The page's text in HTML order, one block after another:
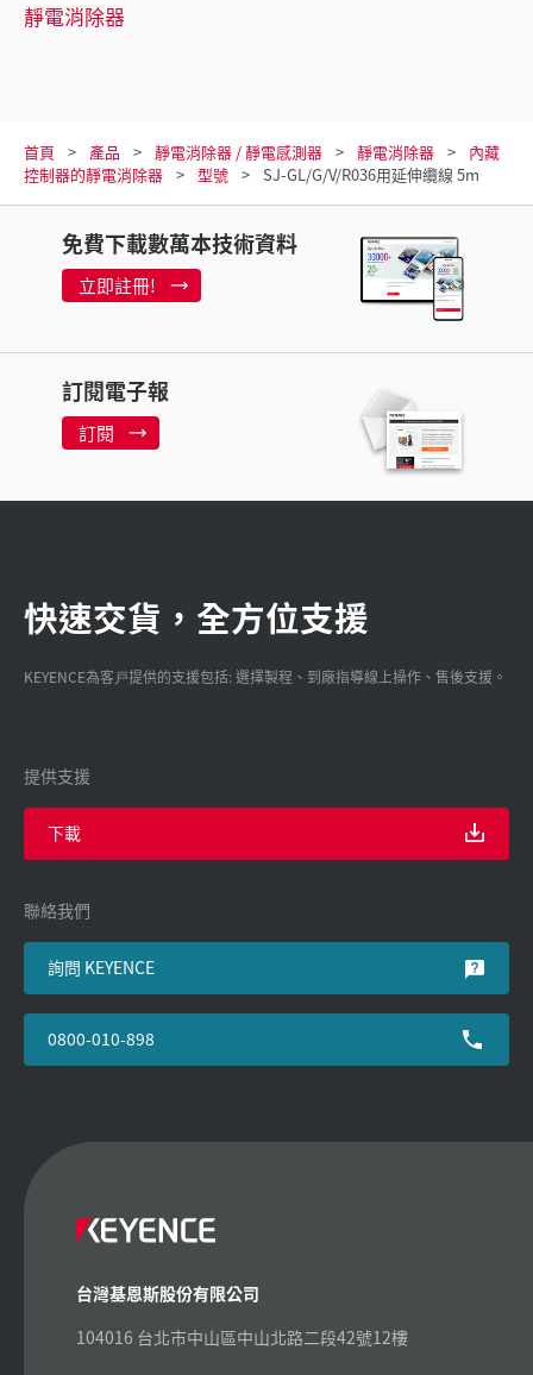
靜電消除器
首頁 產品 靜電消除器 / 靜電感測器 靜電消除器
內藏
控制器的靜電消除器
型號 SJ-GL/G/V/R036用延伸纜線 5m
免費下載數萬本技術資料
立即註冊!
訂閱電子報
訂閱
快速交貨，全方位支援
KEYENCE為客戸提供的支援包括: 選擇製程、到廠指導線上操作、售後支援。
提供支援
下載
聯絡我們
詢問 KEYENCE
0800-010-898
台灣基恩斯股份有限公司
104016 台北市中山區中山北路二段42號12樓